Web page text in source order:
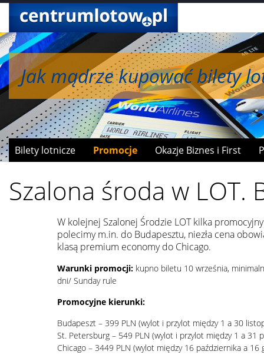
Bilety lotnicze Promocje Okazje Biznes i First
Jak mądrze kupować bilety
Jak wymieniać mile na
Szalona środa w LOT.
W kolejnej Szalonej Środzie LOT kilka
polecimy m.in. do Budapesztu, niezła cena
klasą premium economy do Chicago.
Warunki promocji:kupno biletu 10 września,
dni/ Sunday rule
Promocyjne kierunki:
Budapeszt – 399 PLN (wylot i przylot między 1 a 30
St. Petersburg – 549 PLN (wylot i przylot między 1 a 31
Chicago – 3449 PLN (wylot między 16 października a 16